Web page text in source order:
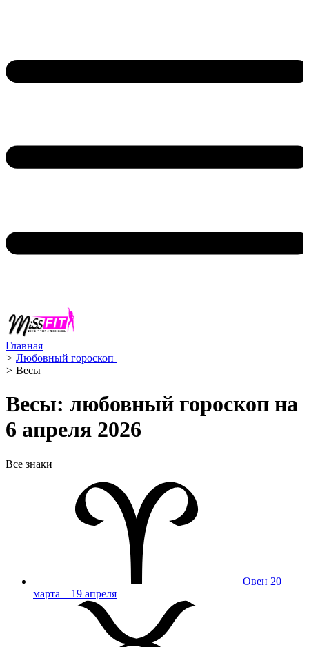
Главная
> Любовный гороскоп ️
> Весы ️
Весы: любовный гороскоп на
6 апреля 2026
Все знаки
Овен 20
марта – 19 апреля